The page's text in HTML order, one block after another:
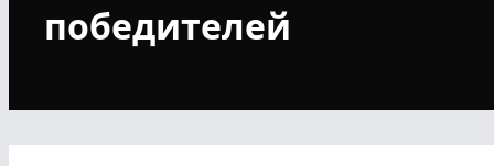
победителей